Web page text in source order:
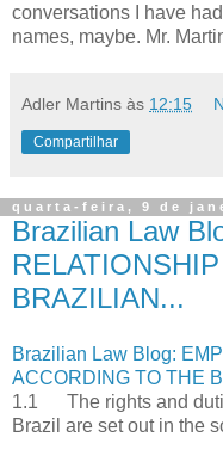
conversations I have
names, maybe. Mr.
Adler Martins às 12:15
Compartilhar
quarta-feira, 9 de
Brazilian Law
BRAZILIAN...
Brazilian Law Blog:
ACCORDING TO THE
1.1 The rights and
Brazil are set out in the